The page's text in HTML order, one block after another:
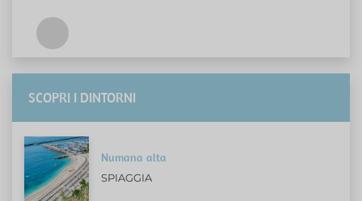
SCOPRI I DINTORNI
Numana alta
SPIAGGIA